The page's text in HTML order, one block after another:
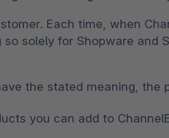
Shopware Analytics
Each time, when
solely for Shopware and
the stated meaning, the
you can add to